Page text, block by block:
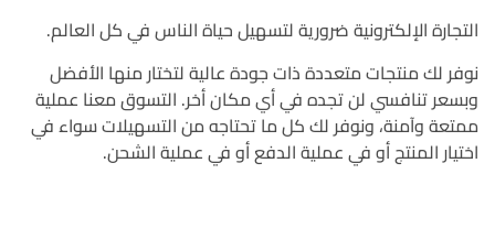
التجارة الإلكترونية ضرورية لتسهيل حياة الناس في كل العالم.
نوفر لك منتجات متعددة ذات جودة عالية لتختار منها الأفضل
وبسعر تنافسي لن تجده في أي مكان أخر. التسوق معنا عملية
ممتعة وآمنة، ونوفر لك كل ما تحتاجه من التسهيلات سواء في
اختيار المنتج أو في عملية الدفع أو في عملية الشحن.